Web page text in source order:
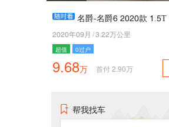
5050年08月 /3.55万公里
超值
0过户
9.68万 首付2.90万
帮我找车